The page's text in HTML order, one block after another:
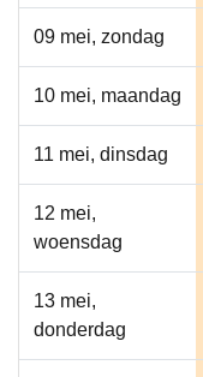
09 mei, zondag
10 mei, maandag
11 mei, dinsdag
12 mei,
woensdag
13 mei,
donderdag